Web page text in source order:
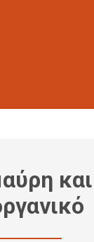
και